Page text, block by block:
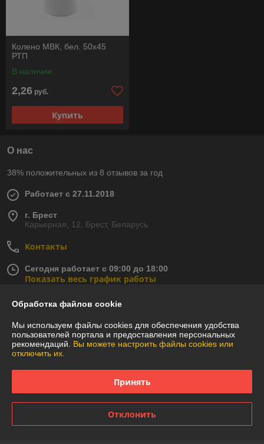
Колено МВК, бел. 50х45
РТП
В наличии
2,26 руб.
Купить
О нас
38% положительных из 8 отзывов за год
Работает с 27.11.2018
г. Брест
Карьерная, 12, Брест, Беларусь
Контакты
Сегодня работает с 09:00 до 18:00
Показать весь график работы
49 отзывов за всё время
Обработка файлов cookie
Мы используем файлы cookies для обеспечения удобства
пользователей портала и предоставления персональных
рекомендаций. Вы можете настроить файлы cookies или
отключить их.
Принять
Отклонить